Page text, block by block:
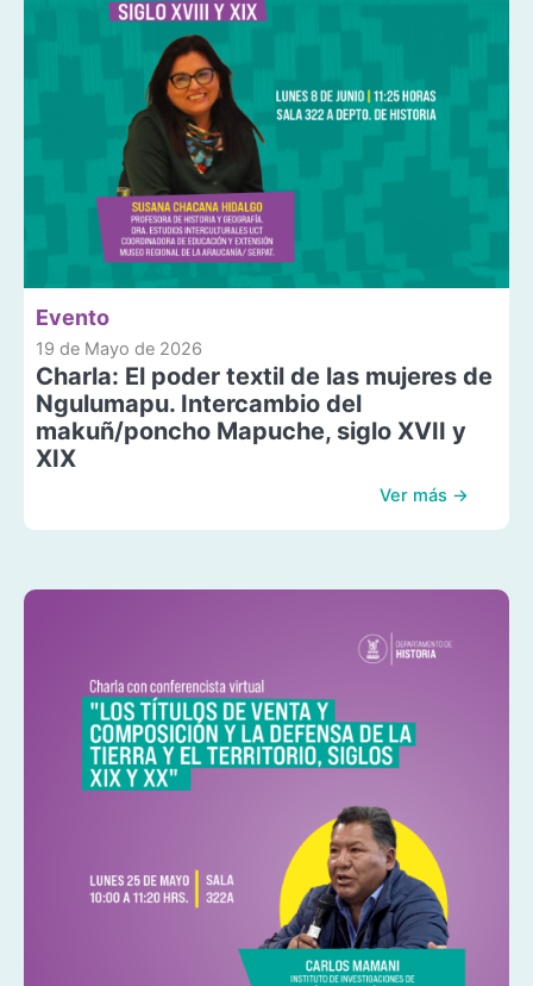
Evento
19 de Mayo de 2026
Charla: El poder textil de las mujeres de
Ngulumapu. Intercambio del
makuñ/poncho Mapuche, siglo XVII y
XIX
Ver más →